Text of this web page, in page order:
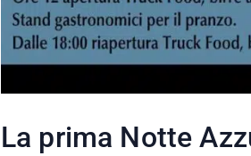
La prima Notte